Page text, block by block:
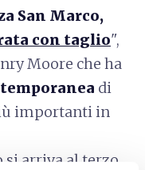
San Marco,
con taglio",
Moore che ha
di
importanti in
si arriva al terzo